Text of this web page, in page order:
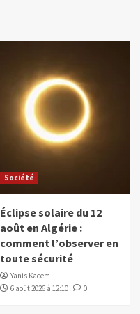
Société
Éclipse solaire du 12
août en Algérie :
comment l’observer en
toute sécurité
Yanis Kacem
6 août 2026 à 12:10
0